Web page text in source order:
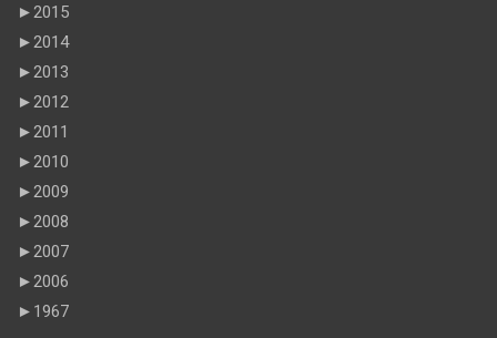
►2015
►2014
►2013
►2012
►2011
►2010
►2009
►2008
►2007
►2006
► 1967